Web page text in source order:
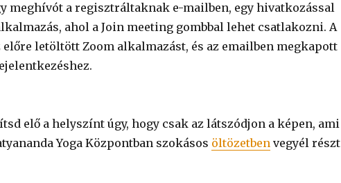
meghívót a regisztráltaknak e-mailben, egy hivatkozással
ahol a Join meeting gombbal lehet csatlakozni. A
letöltött Zoom alkalmazást, és az emailben megkapott
elő a helyszínt úgy, hogy csak az látszódjon a képen, ami
Yoga Központban szokásos öltözetben vegyél részt